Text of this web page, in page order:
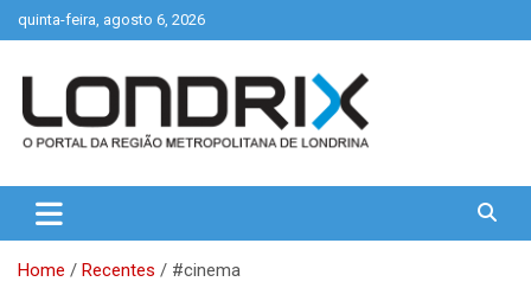
to
quinta-feira, agosto 6, 2026
Londrix
Home Recentes #cinema